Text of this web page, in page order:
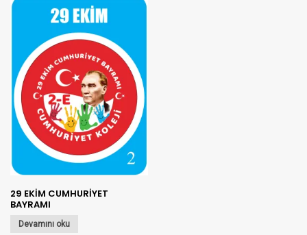
29 EKİM CUMHURİYET
BAYRAMI
Devamını oku